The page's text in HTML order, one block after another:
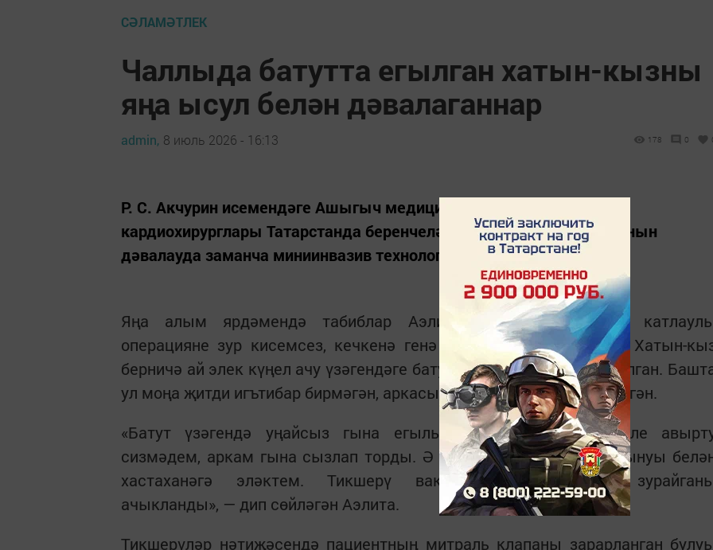
СӘЛАМӘТЛЕК
Чаллыда батутта егылган хатын-кызны
яңа ысул белән дәвалаганнар
admin, 8 июль 2026 - 16:13 178 0
Р. С. Акчурин исемендәге Ашыгыч медицина ярдәме хастаханәсе
кардиохирурглары Татарстанда беренчеләрдән булып йөрәк клапанын
дәвалауда заманча миниинвазив технология кулланды.
Яңа алым ярдәмендә табиблар Аэлита исемле пациентка
операцияне зур кисемсез, кечкенә генә тишем аша башкарган. Хатын-
берничә ай элек күңел ачу үзәгендәге батутта егылып имгәнгән булган.
ул моңа җитди игътибар бирмәгән, аркасы гына бераз авыртып йөргән.
«Батут үзәгендә уңайсыз гына егылып төштем. Башта көчле
сизмәдем, аркам гына сызлап торды. Ә биш айдан үпкә ялкынсынуы
хастаханәгә эләктем. Тикшерү вакытында йөрәгемнең
ачыкланды», — дип сөйләгән Аэлита.
Тикшерүләр нәтиҗәсендә пациентның митраль клапаны зарарланган